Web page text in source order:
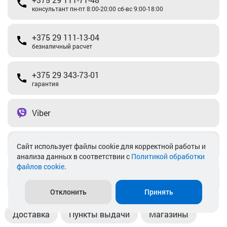
консультант пн-пт 8:00-20:00 сб-вс 9:00-18:00
+375 29 111-13-04
безналичный расчет
+375 29 343-73-01
гарантия
Viber
Telegram
Доставка Пункты выдачи Магазины
Cайт использует файлы cookie для корректной работы и
анализа данных в соответствии с Политикой обработки
файлов cookie.
Отклонить Принять